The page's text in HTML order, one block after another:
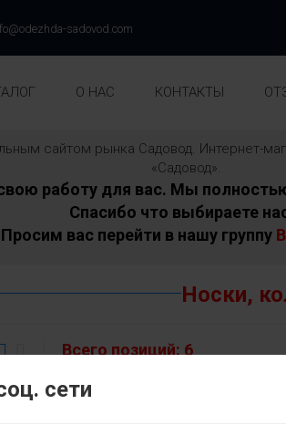
sadovod.com
О НАС КОНТАКТЫ
сайтом рынка Садовод. Интернет-
«Садовод».
работу для вас. Мы
Спасибо что выбираете
Просим вас перейти в нашу группу
Носки,
Всего позиций: 6
сети